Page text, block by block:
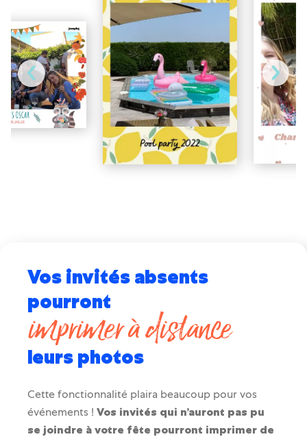
Vos invités absents
pourront
imprimer à distance
leurs photos
Cette fonctionnalité plaira beaucoup pour vos
événements ! Vos invités qui n’auront pas pu
se joindre à votre fête pourront imprimer de